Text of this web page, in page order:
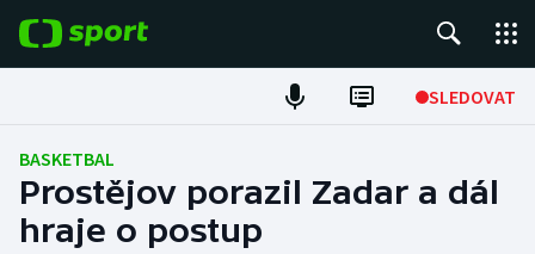
SLEDOVAT
Fotbal
Hokej
BASKETBAL
Prostějov porazil Zadar a dál
hraje o postup